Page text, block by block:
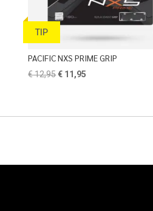
TIP
PACIFIC NXS PRIME GRIP
€12,95Oorspronkelijke
€ 11,95